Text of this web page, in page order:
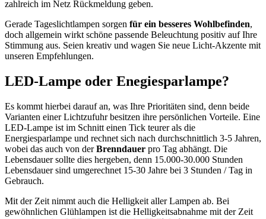
zahlreich im Netz Rückmeldung geben.
Gerade Tageslichtlampen sorgen für ein besseres Wohlbefinden,
doch allgemein wirkt schöne passende Beleuchtung positiv auf Ihre
Stimmung aus. Seien kreativ und wagen Sie neue Licht-Akzente mit
unseren Empfehlungen.
LED-Lampe oder Enegiesparlampe?
Es kommt hierbei darauf an, was Ihre Prioritäten sind, denn beide
Varianten einer Lichtzufuhr besitzen ihre persönlichen Vorteile. Eine
LED-Lampe ist im Schnitt einen Tick teurer als die
Energiesparlampe und rechnet sich nach durchschnittlich 3-5 Jahren,
wobei das auch von derBrenndauer pro Tag abhängt. Die
Lebensdauer sollte dies hergeben, denn 15.000-30.000 Stunden
Lebensdauer sind umgerechnet 15-30 Jahre bei 3 Stunden / Tag in
Gebrauch.
Mit der Zeit nimmt auch die Helligkeit aller Lampen ab. Bei
gewöhnlichen Glühlampen ist die Helligkeitsabnahme mit der Zeit